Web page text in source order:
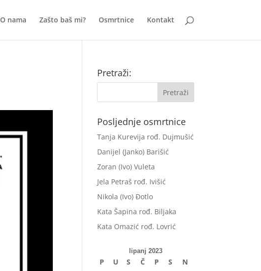
O nama Zašto baš mi? Osmrtnice Kontakt
Pretraži:
Posljednje osmrtnice
Tanja Kurevija rođ. Dujmušić
Danijel (Janko) Barišić
Zoran (Ivo) Vuleta
Jela Petraš rođ. Ivišić
Nikola (Ivo) Đotlo
Kata Šapina rođ. Biljaka
Kata Omazić rođ. Lovrić
lipanj 2023
P U S Č P S
N